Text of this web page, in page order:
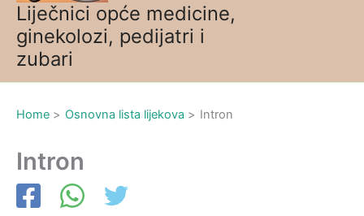
Liječnici opće medicine,
ginekolozi, pedijatri i
zubari
Home Osnovna lista lijekova Intron
Intron